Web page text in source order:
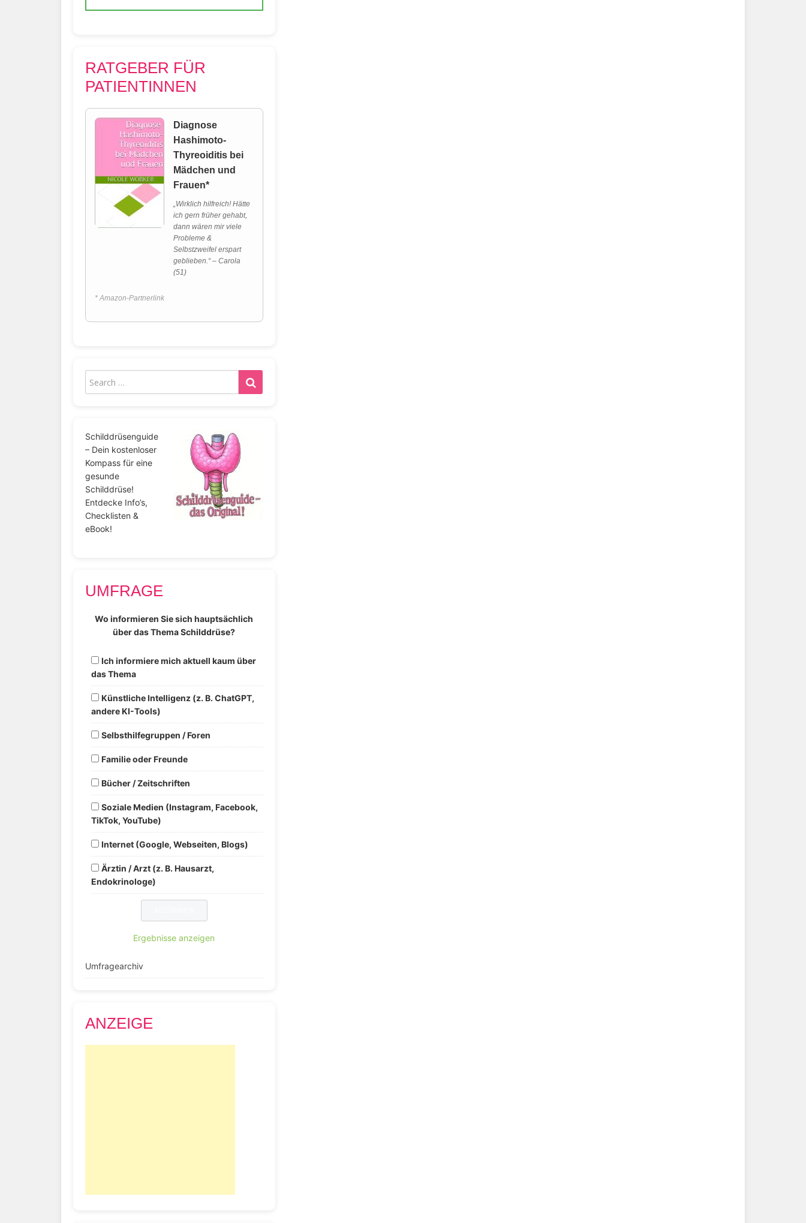
RATGEBER FÜR
PATIENTINNEN
Diagnose
Hashimoto-
Thyreoiditis bei
Mädchen und
Frauen*
„Wirklich hilfreich! Hätte
ich gern früher gehabt,
dann wären mir viele
Probleme &
Selbstzweifel erspart
geblieben.“ – Carola
(51)
* Amazon-Partnerlink
Schilddrüsenguide
– Dein kostenloser
Kompass für eine
gesunde
Schilddrüse!
Entdecke Info’s,
Checklisten &
eBook!
UMFRAGE
Wo informieren Sie sich hauptsächlich
über das Thema Schilddrüse?
Ich informiere mich aktuell kaum über
das Thema
Künstliche Intelligenz (z. B. ChatGPT,
andere KI-Tools)
Selbsthilfegruppen / Foren
Familie oder Freunde
Bücher / Zeitschriften
Soziale Medien (Instagram, Facebook,
TikTok, YouTube)
Internet (Google, Webseiten, Blogs)
Ärztin / Arzt (z. B. Hausarzt,
Endokrinologe)
Ergebnisse anzeigen
Umfragearchiv
ANZEIGE